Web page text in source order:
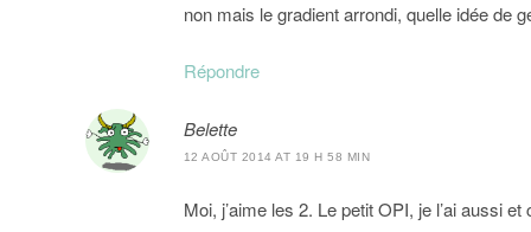
non mais le gradient arrondi, quelle idée de
Répondre
Belette
12 AOÛT 2014 AT 19 H 58 MIN
Moi, j’aime les 2. Le petit OPI, je l’ai aussi et